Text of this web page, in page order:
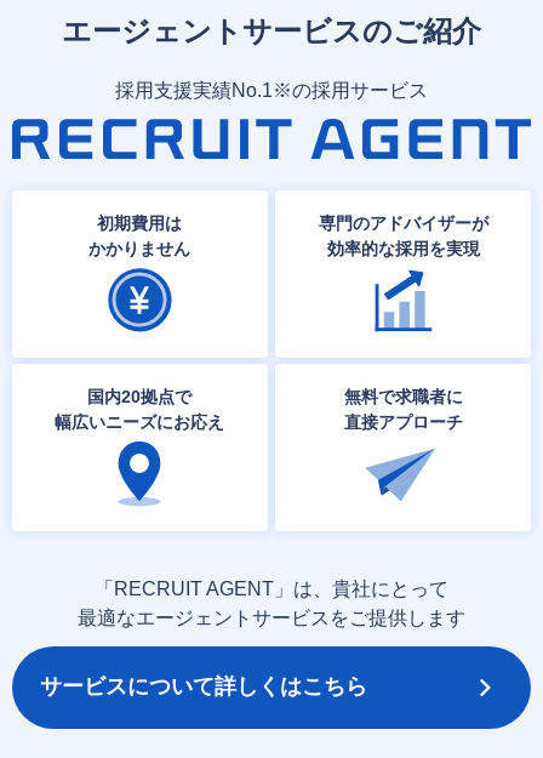
エージェントサービスのご紹介
採用支援実績No.1※の採用サービス
初期費用は
かかりません
専門のアドバイザーが
効率的な採用を実現
国内20拠点で
幅広いニーズにお応え
無料で求職者に
直接アプローチ
「RECRUIT AGENT」は、貴社にとって
最適なエージェントサービスをご提供します
サービスについて詳しくはこちら